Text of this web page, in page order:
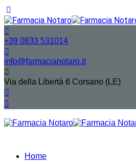
+39 0833 531014
info@farmacianotaro.it
Via della Libertà 6 Corsano (LE)
Home